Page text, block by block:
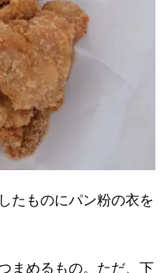
たものにパン粉の衣を
まめるもの。ただ、下